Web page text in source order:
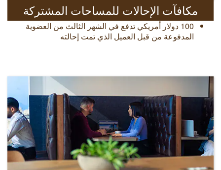
مكافآت الإحالات للمساحات المشتركة
100 دولار أمريكي تدفع في الشهر الثالث من العضوية
المدفوعة من قبل العميل الذي تمت إحالته